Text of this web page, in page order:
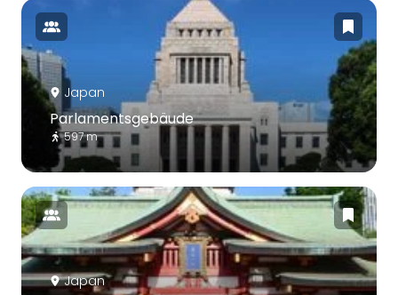
Japan
Parlamentsgebäude
597 m
Japan